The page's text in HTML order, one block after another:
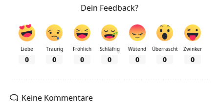
Dein Feedback?
Liebe
0
Traurig
0
Fröhlich
0
Schläfrig
0
Wütend
0
Überrascht
0
Zwinker
0
Keine Kommentare